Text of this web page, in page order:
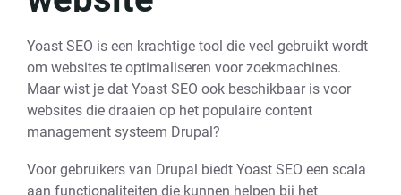
Yoast SEO is een krachtige tool die veel gebruikt wordt
om websites te optimaliseren voor zoekmachines.
Maar wist je dat Yoast SEO ook beschikbaar is voor
websites die draaien op het populaire content
management systeem Drupal?
Voor gebruikers van Drupal biedt Yoast SEO een scala
aan functionaliteiten die kunnen helpen bij het